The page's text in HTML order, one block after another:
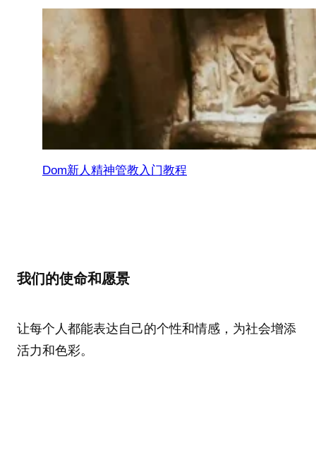
Dom新人精神管教入门教程
我们的使命和愿景
让每个人都能表达自己的个性和情感，为社会增添
活力和色彩。